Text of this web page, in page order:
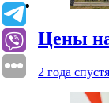
Цены
2 года спустя